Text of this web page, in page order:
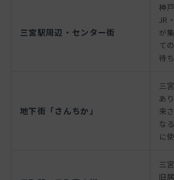
三宮駅周辺・センター街
神
JR
が
て
待
地下街「さんちか」
三
あ
来
な
に
三
旧